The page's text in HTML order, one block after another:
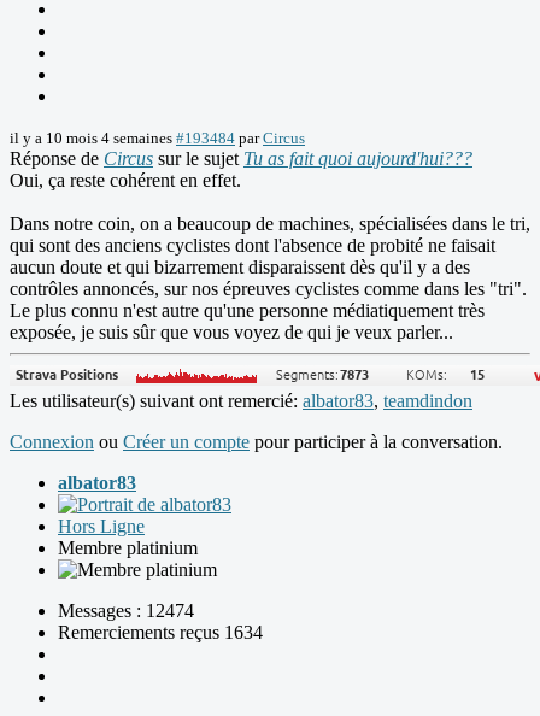
il y a 10 mois 4 semaines #193484 parCircus
Réponse de Circus sur le sujet Tu as fait quoi aujourd'hui???
Oui, ça reste cohérent en effet.
Dans notre coin, on a beaucoup de machines, spécialisées dans le tri,
qui sont des anciens cyclistes dont l'absence de probité ne faisait
aucun doute et qui bizarrement disparaissent dès qu'il y a des
contrôles annoncés, sur nos épreuves cyclistes comme dans les "tri".
Le plus connu n'est autre qu'une personne médiatiquement très
exposée, je suis sûr que vous voyez de qui je veux parler...
Les utilisateur(s) suivant ont remercié: albator83, teamdindon
Connexion ou Créer un compte pour participer à la conversation.
albator83
Hors Ligne
Membre platinium
Messages : 12474
Remerciements reçus 1634